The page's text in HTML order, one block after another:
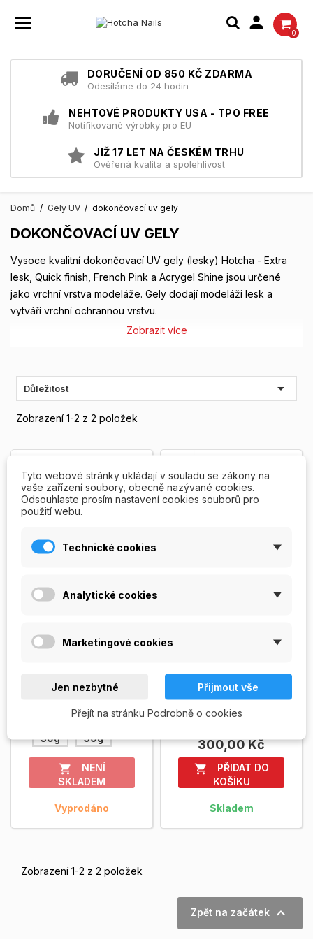

0
DORUČENÍ OD 850 KČ ZDARMA
Odesíláme do 24 hodin
NEHTOVÉ PRODUKTY USA - TPO FREE
Notifikované výrobky pro EU
JIŽ 17 LET NA ČESKÉM TRHU
Ověřená kvalita a spolehlivost
Domů Gely UV dokončovací uv gely
DOKONČOVACÍ UV GELY
Vysoce kvalitní dokončovací UV gely (lesky) Hotcha - Extra
lesk, Quick finish, French Pink a Acrygel Shine jsou určené
jako vrchní vrstva modeláže. Gely dodají modeláži lesk a
vytváří vrchní ochrannou vrstvu.
Zobrazit více
Důležitost 
Zobrazení 1-2 z 2 položek
Velice odolný, pevný
schopností a dlouhou...
149,00 Kč
12g
30g
50g

NENÍ
SKLADEM
Vyprodáno
nerovnosti, aplikuje se na...
Zobrazit více
300,00 Kč

PŘIDAT DO
KOŠÍKU
Skladem
Zobrazení 1-2 z 2 položek
Zpět na začátek 
Tyto webové stránky ukládají v souladu se zákony na
vaše zařízení soubory, obecně nazývané cookies.
Odsouhlaste prosím nastavení cookies souborů pro
použití webu.
Technické cookies
Analytické cookies
Marketingové cookies
Jen nezbytné Přijmout vše
Přejít na stránku Podrobně o cookies